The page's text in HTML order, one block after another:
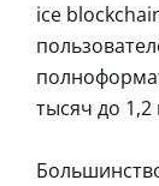
ice
тысяч до